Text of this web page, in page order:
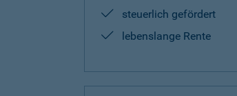
steuerlich gefördert
lebenslange Rente